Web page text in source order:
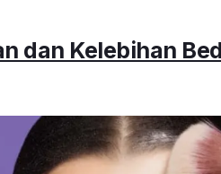
dan Kelebihan